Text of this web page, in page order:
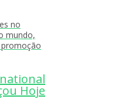
no
mundo,
Hoje